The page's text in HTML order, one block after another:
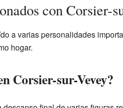
con Corsier-
a varias personalidades
hogar.
Corsier-sur-Vevey?